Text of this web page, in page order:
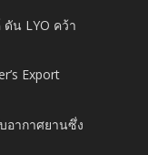
น LYO คว้า
Export
อากาศยานซึ่ง